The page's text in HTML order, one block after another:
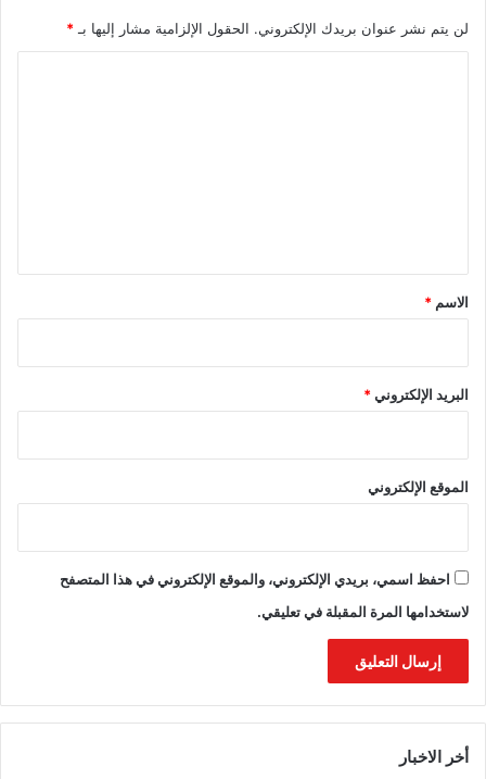
لن يتم نشر عنوان بريدك الإلكتروني. الحقول الإلزامية مشار إليها بـ *
*
الاسم *
البريد الإلكتروني*
الموقع الإلكتروني
احفظ اسمي، بريدي الإلكتروني، والموقع الإلكتروني في هذا المتصفح
لاستخدامها المرة المقبلة في تعليقي.
أخر الاخبار